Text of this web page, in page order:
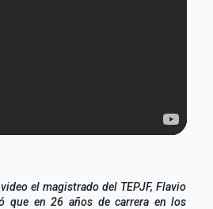
el magistrado del TEPJF, Flavio
que en 26 años de carrera en los